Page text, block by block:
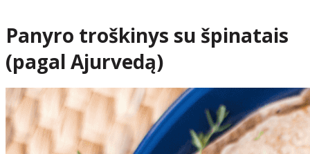
Panyro troškinys su špinatais
(pagal Ajurvedą)